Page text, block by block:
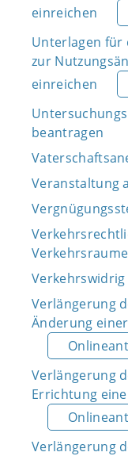
einreichen
Unterlagen für
zur
einreichen
beantragen
Veranstaltung
Verlängerung
Änderung
Verlängerung
Errichtung
Verlängerung